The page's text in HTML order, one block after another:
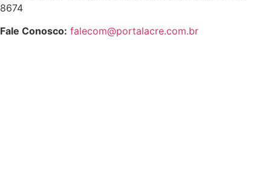
8674
Fale Conosco: falecom@portalacre.com.br